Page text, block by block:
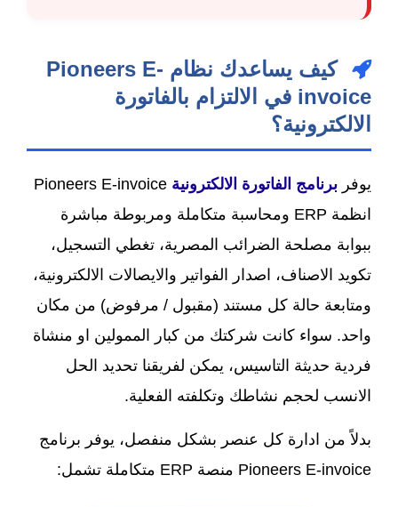
كيف يساعدك نظام Pioneers E-
invoice في الالتزام بالفاتورة
الالكترونية؟
يوفر برنامج الفاتورة الالكترونية Pioneers E-invoice
انظمة ERP ومحاسبة متكاملة ومربوطة مباشرة
ببوابة مصلحة الضرائب المصرية، تغطي التسجيل،
تكويد الاصناف، اصدار الفواتير والايصالات الالكترونية،
ومتابعة حالة كل مستند (مقبول / مرفوض) من مكان
واحد. سواء كانت شركتك من كبار الممولين او منشاة
فردية حديثة التاسيس، يمكن لفريقنا تحديد الحل
الانسب لحجم نشاطك وتكلفته الفعلية.
بدلاً من ادارة كل عنصر بشكل منفصل، يوفر برنامج
Pioneers E-invoice منصة ERP متكاملة تشمل: